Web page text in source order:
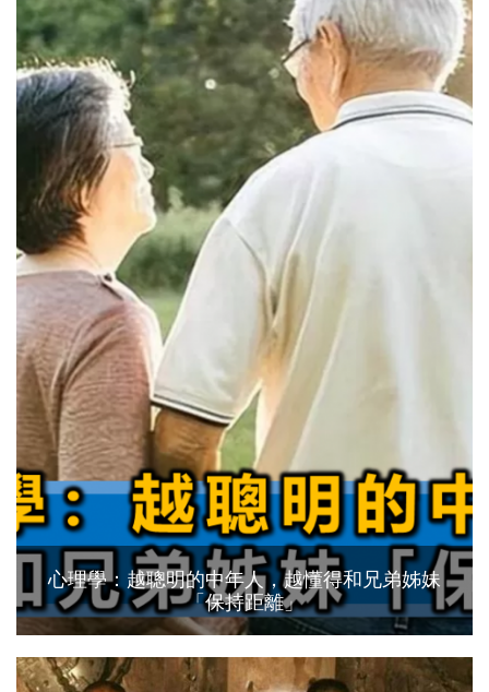
心理學：越聰明的中年人，越懂得和兄弟姊妹
「保持距離」